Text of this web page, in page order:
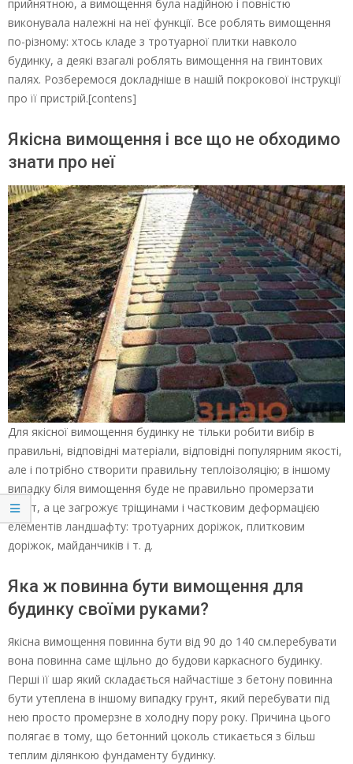
прийнятною, а вимощення була надійною і повністю
виконувала належні на неї функції. Все роблять вимощення
по-різному: хтось кладе з тротуарної плитки навколо
будинку, а деякі взагалі роблять вимощення на гвинтових
палях. Розберемося докладніше в нашій покрокової інструкції
про її пристрій.[contens]
Якісна вимощення і все що не обходимо
знати про неї
Для якісної вимощення будинку не тільки робити вибір в
правильні, відповідні матеріали, відповідні популярним якості,
але і потрібно створити правильну теплоізоляцію; в іншому
випадку біля вимощення буде не правильно промерзати
грунт, а це загрожує тріщинами і частковим деформацією
елементів ландшафту: тротуарних доріжок, плитковим
доріжок, майданчиків і т. д.
Яка ж повинна бути вимощення для
будинку своїми руками?
Якісна вимощення повинна бути від 90 до 140 см.перебувати
вона повинна саме щільно до будови каркасного будинку.
Перші її шар який складається найчастіше з бетону повинна
бути утеплена в іншому випадку грунт, який перебувати під
нею просто промерзне в холодну пору року. Причина цього
полягає в тому, що бетонний цоколь стикається з більш
теплим ділянкою фундаменту будинку.